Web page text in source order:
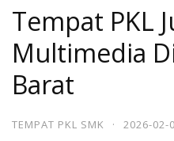
Tempat PKL
Multimedia
Barat
TEMPAT PKL SMK · 2026-02-